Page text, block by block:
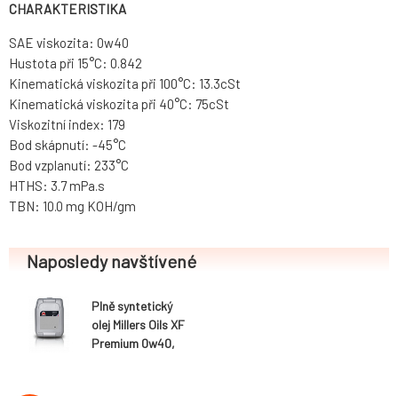
CHARAKTERISTIKA
SAE viskozita: 0w40
Hustota při 15°C: 0.842
Kinematická viskozita při 100°C: 13.3cSt
Kinematická viskozita při 40°C: 75cSt
Viskozitní index: 179
Bod skápnutí: -45°C
Bod vzplanutí: 233°C
HTHS: 3.7 mPa.s
TBN: 10.0 mg KOH/gm
Naposledy navštívené
Plně syntetický
olej Millers Oils XF
Premium 0w40,